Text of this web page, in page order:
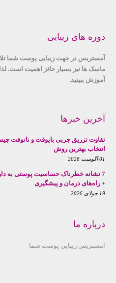
دوره های زیبایی
آمستریس در جهت زیبایی پوست شما
ماسک ها نیز بسیار حائز اهمیت است. لذا
آموزش ببینید.
آخرین خبرها
تفاوت تزریق چربی بایوفت و نانوفت
انتخاب بهترین روش
01 آگوست 2026
7 نشانه خطرناک حساسیت پوستی به
+ راه‌های درمان و پیشگیری
19 جولای 2026
درباره ما
آمستریس زیبایی پوست شما